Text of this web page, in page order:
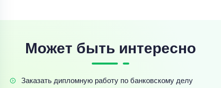
Может быть интересно
Заказать дипломную работу по банковскому делу